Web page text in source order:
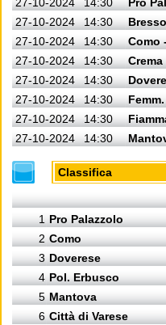
27-10-2024
14:30
27-10-2024
14:30
Como
27-10-2024
14:30
27-10-2024
14:30
27-10-2024
14:30
27-10-2024
14:30
27-10-2024
14:30
Classifica
1 Pro Palazzolo
2 Como
3 Doverese
4 Pol. Erbusco
5 Mantova
6 Città di Varese